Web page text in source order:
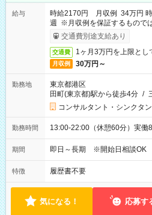
給与
時給2170円 月収例 34万円
週 ※月収例を保証するもので
ービス利用可（利用条件有）
交通費別途支給あり
交通費 1ヶ月3万円を上限とし
月収例 30万円～
勤務地
東京都港区
田町(東京都)駅から徒歩4分 /
コンサルタント・シンクタ
勤務時間 13:00-22:00（休憩60分）実働
期間 即日～長期 ※開始日相談OK
特徴 履歴書不要
気になる！ 応募す